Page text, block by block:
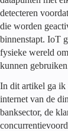
detecteren
die worden
binnenstapt. IoT
fysieke wereld
kunnen
In dit artikel ga ik
internet van de
banksector, de